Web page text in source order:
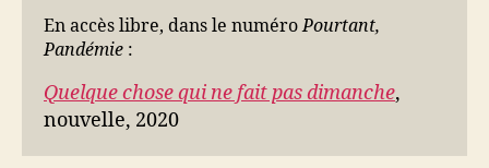
En accès libre, dans le numéroPourtant,
Pandémie :
Quelque chose qui ne fait pas dimanche,
nouvelle, 2020